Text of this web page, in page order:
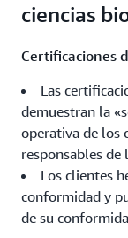
ciencias
Certificaciones
Las
demuestran la
operativa de los
responsables de
Los clientes
conformidad y
de su